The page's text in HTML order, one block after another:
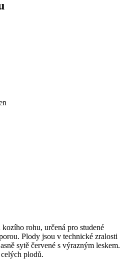
rohu, určená pro studené
Plody jsou v technické zralosti
sytě červené s výrazným leskem.
plodů.